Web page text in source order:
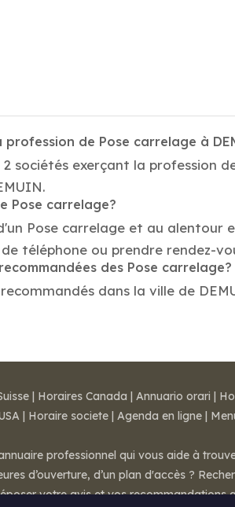
de Pose carrelage à
sociétés exerçant la profession
Pose carrelage?
Pose carrelage et au alentour
téléphone ou prendre rendez-
des Pose carrelage?
dans la ville de
| Horaires Canada | Annuario orari |
| Horaire societe | Agenda en ligne |
professionnel qui vous aide à
d’ouverture, d’un plan d'accès ?
votre avis et vos recommandations